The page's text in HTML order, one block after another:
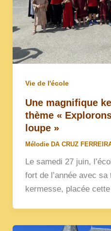
Vie de l'école
Une magnifique
thème «
loupe »
Mélodie DA CRUZ
Le samedi 27 juin,
fort de l’année avec sa
kermesse, placée